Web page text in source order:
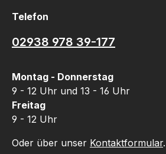
Telefon
02938 978 39-177
Montag - Donnerstag
9 - 12 Uhr und 13 - 16 Uhr
Freitag
9 - 12 Uhr
Oder über unser Kontaktformular.